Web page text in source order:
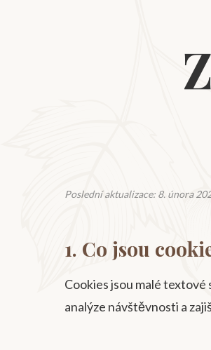
Poslední aktualizace: 8. února
1. Co jsou
Cookies jsou malé
analýze návštěvnosti a